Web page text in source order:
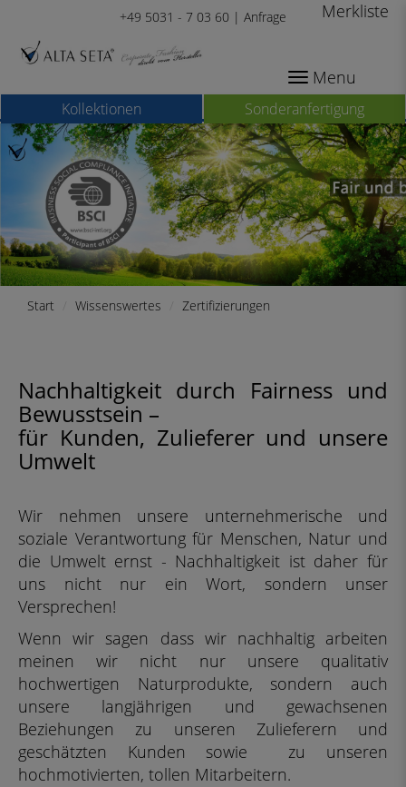
+49 5031 - 7 03 60 | Anfrage
Menu
Merkliste
Sonderanfertigung
Kollektionen
Start Wissenswertes Zertifizierungen
Nachhaltigkeit durch Fairness und
Bewusstsein –
für Kunden, Zulieferer und unsere
Umwelt
Wir nehmen unsere unternehmerische und
soziale Verantwortung für Menschen, Natur und
die Umwelt ernst - Nachhaltigkeit ist daher für
uns nicht nur ein Wort, sondern unser
Versprechen!
Wenn wir sagen dass wir nachhaltig arbeiten
meinen wir nicht nur unsere qualitativ
hochwertigen Naturprodukte, sondern auch
unsere langjährigen und gewachsenen
Beziehungen zu unseren Zulieferern und
geschätzten Kunden sowie zu unseren
hochmotivierten, tollen Mitarbeitern.